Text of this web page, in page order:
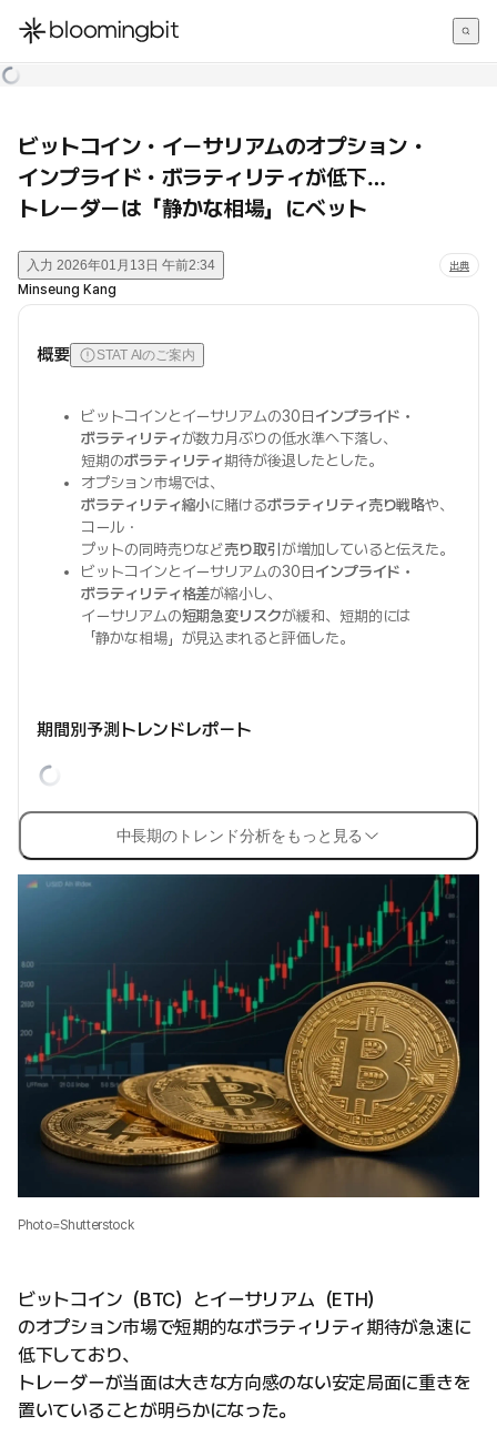
한국어
ビットコイン・イーサリアムのオプション・
インプライド・ボラティリティが低下…
トレーダーは「静かな相場」にベット
入力 2026年01月13日 午前2:34 出典
Minseung Kang
概要 STAT AIのご案内
ビットコインとイーサリアムの30日インプライド・
ボラティリティが数カ月ぶりの低水準へ下落し、
短期のボラティリティ期待が後退したとした。
オプション市場では、
ボラティリティ縮小に賭けるボラティリティ売り戦略や、
コール・
プットの同時売りなど売り取引が増加していると伝えた。
ビットコインとイーサリアムの30日インプライド・
ボラティリティ格差が縮小し、
イーサリアムの短期急変リスクが緩和、短期的には
「静かな相場」が見込まれると評価した。
期間別予測トレンドレポート
中長期のトレンド分析をもっと見る
Photo=Shutterstock
ビットコイン（BTC）とイーサリアム（ETH）
のオプション市場で短期的なボラティリティ期待が急速に
低下しており、
トレーダーが当面は大きな方向感のない安定局面に重きを
置いていることが明らかになった。